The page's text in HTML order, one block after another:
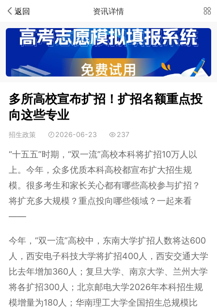
返回 资讯详情
多所高校宣布扩招！扩招名额重点投
向这些专业
招生政策 2026-06-23 237
“十五五”时期，“双一流”高校本科将扩招10万人以
上。今年，众多优质本科高校都宣布扩大招生规
模。很多考生和家长关心都有哪些高校参与扩招？
将扩充多大规模？重点投向哪些领域？一起来看
——
今年，“双一流”高校中，东南大学扩招人数将达600
人，西安电子科技大学将扩招400人，西安交通大学
比去年增加360人；复旦大学、南京大学、兰州大学
将各扩招300人；北京邮电大学2026年本科招生规
模增量为180人；华南理工大学全国招生总规模比